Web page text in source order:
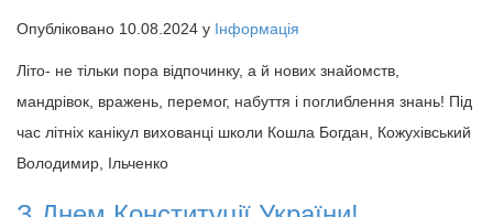
Опубліковано 10.08.2024 у Інформація
Літо- не тільки пора відпочинку, а й нових знайомств,
мандрівок, вражень, перемог, набуття і поглиблення знань! Під
час літніх канікул вихованці школи Кошла Богдан, Кожухівський
Володимир, Ільченко